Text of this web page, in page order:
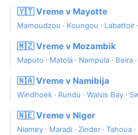
🇾🇹 Vreme v Mayotte
Mamoudzou · Koungou · Labattoir·
🇲🇿 Vreme v Mozambik
Maputo · Matola · Nampula · Beira ·
🇳🇦 Vreme v Namibija
Windhoek · Rundu · Walvis Bay ·
🇳🇪 Vreme v Niger
Niamey · Maradi · Zinder· Tahoua ·